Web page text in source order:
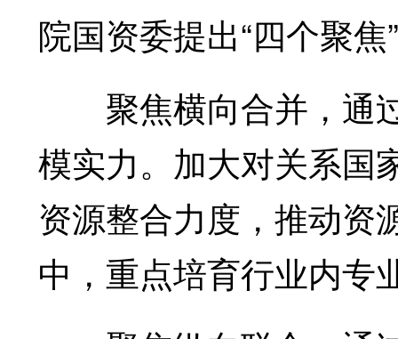
院国资委提出“四个聚焦
聚焦横向合并，通
模实力。加大对关系国
资源整合力度，推动资
中，重点培育行业内专